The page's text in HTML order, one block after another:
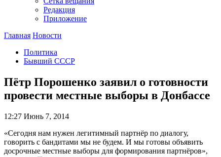
Редакция
Приложение
Главная Новости
Политика
Бывший СССР
Пётр Порошенко заявил о готовности
провести местные выборы в Донбассе
12:27 Июнь 7, 2014
«Сегодня нам нужен легитимный партнёр по диалогу,
говорить с бандитами мы не будем. И мы готовы объявить
досрочные местные выборы для формирования партнёров»,